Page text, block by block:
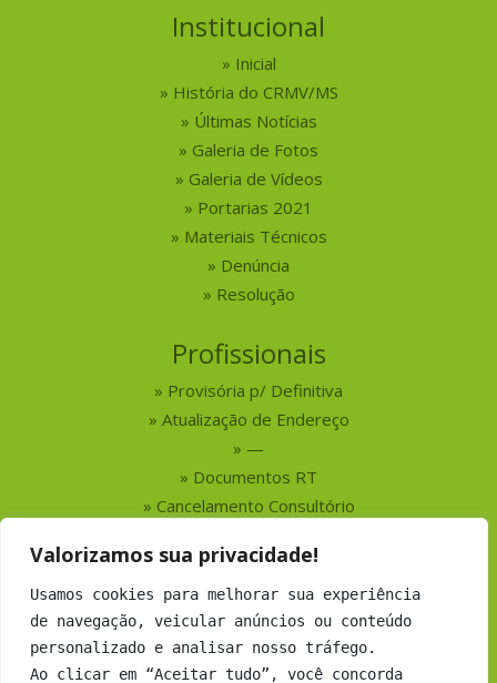
Valorizamos sua privacidade!
Usamos cookies para melhorar sua experiência
de navegação, veicular anúncios ou conteúdo
personalizado e analisar nosso tráfego.
Ao clicar em “Aceitar tudo”, você concorda
Institucional
Inicial
História do CRMV/MS
Últimas Notícias
Galeria de Fotos
Galeria de Vídeos
Portarias 2021
Materiais Técnicos
Denúncia
Resolução
Profissionais
Provisória p/ Definitiva
Atualização de Endereço
—
Documentos RT
Cancelamento Consultório
Serviços
Busca por Profissionais
Busca por Empresas
Números do CRMV-MS